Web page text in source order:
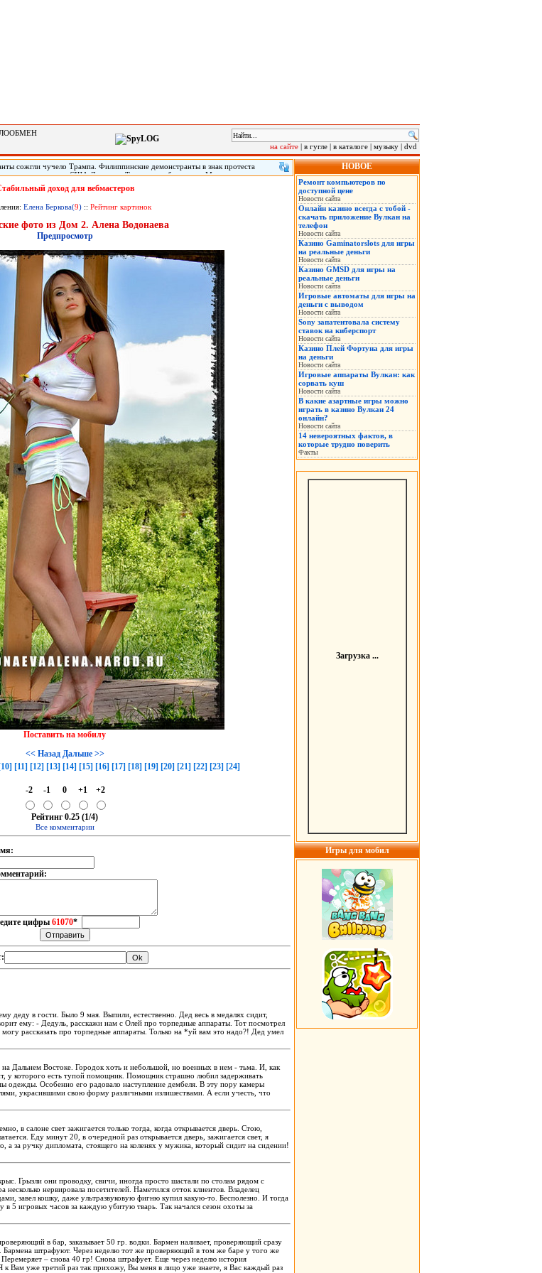
на сайте | в гугле | в каталоге | музыку | dvd
сожгли чучело Трампа. Филиппинские демонстранты в знак протеста
чучело президента США Дональда Трампа, прибывшего в Манилу на саммит
По сообщению местных СМИ, демонстрация началась в понедельник
скандируя «США - империалисты!» и «Стоп, американская военная
доход для вебмастеров
Елена Беркова(9) :: Рейтинг картинок
фото из Дом 2. Алена Водонаева
Предпросмотр
Поставить на мобилу
<< Назад Дальше >>
[10] [11] [12] [13] [14] [15] [16] [17] [18] [19] [20] [21] [22] [23] [24]
-2 -1 0 +1 +2
Рейтинг 0.25 (1/4)
Все комментарии
цифры 61070*
деду в гости. Было 9 мая. Выпили, естественно. Дед весь в медалях сидит,
ему: - Дедуль, расскажи нам с Олей про торпедные аппараты. Тот посмотрел
рассказать про торпедные аппараты. Только на *уй вам это надо?! Дед умел
Дальнем Востоке. Городок хоть и небольшой, но военных в нем - тьма. И, как
у которого есть тупой помощник. Помощник страшно любил задерживать
одежды. Особенно его радовало наступление дембеля. В эту пору камеры
украсившими свою форму различными излишествами. А если учесть, что
в салоне свет зажигается только тогда, когда открывается дверь. Стою,
Еду минут 20, в очередной раз открывается дверь, зажигается свет, я
а за ручку дипломата, стоящего на коленях у мужика, который сидит на сидении!
Грызли они проводку, свичи, иногда просто шастали по столам рядом с
нервировала посетителей. Наметился отток клиентов. Владелец
завел кошку, даже ультразвуковую фигню купил какую-то. Бесполезно. И тогда
в 5 игровых часов за каждую убитую тварь. Так начался сезон охоты за
в бар, заказывает 50 гр. водки. Бармен наливает, проверяющий сразу
Бармена штрафуют. Через неделю тот же проверяющий в том же баре у того же
Перемеряет – снова 40 гр! Снова штрафует. Еще через неделю история
Вам уже третий раз так прихожу, Вы меня в лицо уже знаете, я Вас каждый раз
НОВОЕ
Ремонт компьютеров по
доступной цене
Новости сайта
Онлайн казино всегда с тобой -
скачать приложение Вулкан на
телефон
Новости сайта
Казино Gaminatorslots для игры
на реальные деньги
Новости сайта
Казино GMSD для игры на
реальные деньги
Новости сайта
Игровые автоматы для игры на
деньги с выводом
Новости сайта
Sony запатентовала систему
ставок на киберспорт
Новости сайта
Казино Плей Фортуна для игры
на деньги
Новости сайта
Игровые аппараты Вулкан: как
сорвать куш
Новости сайта
В какие азартные игры можно
играть в казино Вулкан 24
онлайн?
Новости сайта
14 невероятных фактов, в
которые трудно поверить
Факты
Загрузка ...
Игры для мобил